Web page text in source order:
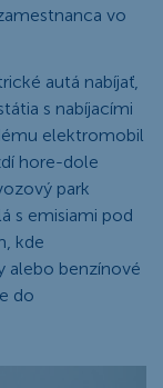
vo
autá nabíjať,
s nabíjacími
elektromobil
hore-dole
park
s emisiami pod
kde
alebo benzínové
do